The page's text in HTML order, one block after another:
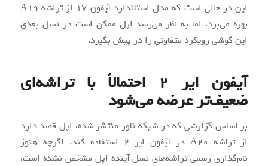
این در حالی است که مدل استاندارد آیفون ۱۷ از تراشه A19
بهره می‌برد. اما به نظر می‌رسد اپل ممکن است در نسل بعدی
این گوشی رویکرد متفاوتی را در پیش بگیرد.
آیفون ایر 2 احتمالاً با تراشه‌ای
ضعیف‌تر عرضه می‌شود
بر اساس گزارشی که در شبکه ناور منتشر شده، اپل قصد دارد
از تراشه A20 در آیفون ایر 2 استفاده کند. اگرچه هنوز
نام‌گذاری رسمی تراشه‌های نسل آینده اپل مشخص نشده است،